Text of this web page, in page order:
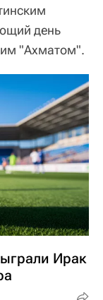
день
"Ахматом".
Ирак